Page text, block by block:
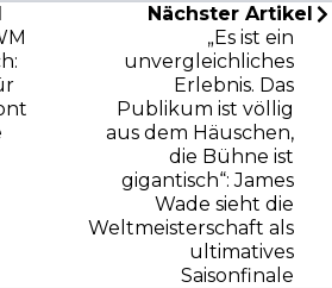
Nächster Artikel
„Es ist ein
unvergleichliches
Erlebnis. Das
Publikum ist völlig
aus dem Häuschen,
die Bühne ist
gigantisch“: James
Wade sieht die
Weltmeisterschaft als
ultimatives
Saisonfinale